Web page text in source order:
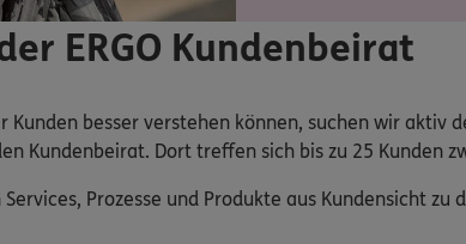
ERGO Kundenbeirat
Kunden besser verstehen können, suchen wir aktiv
Kundenbeirat. Dort treffen sich bis zu 25 Kunden
Prozesse und Produkte aus Kundensicht zu